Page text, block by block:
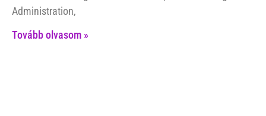
Administration,
Tovább olvasom »